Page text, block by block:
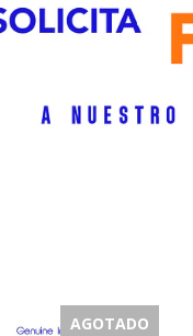
AGOTADO